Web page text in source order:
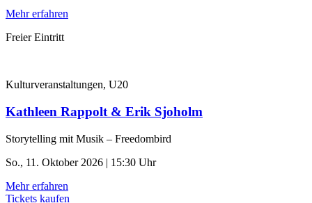
Mehr erfahren
Freier Eintritt
Kulturveranstaltungen, U20
Kathleen Rappolt & Erik Sjoholm
Storytelling mit Musik – Freedombird
So., 11. Oktober 2026 | 15:30 Uhr
Mehr erfahren
Tickets kaufen